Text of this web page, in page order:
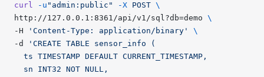
curl -u "admin:public" -X POST \
http://127.0.0.1:8361/api/v1/sql?db=demo \
-H
'Content-Type: application/binary'
\
-d
'CREATE TABLE sensor_info (
  ts TIMESTAMP DEFAULT CURRENT_TIMESTAMP,
  sn INT32 NOT NULL,